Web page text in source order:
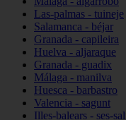
Las-palmas - tuineje
Salamanca - béjar
Granada - capileira
Huelva - aljaraque
Granada - guadix
Málaga - manilva
Huesca - barbastro
Valencia - sagunt
Illes-balears - ses-